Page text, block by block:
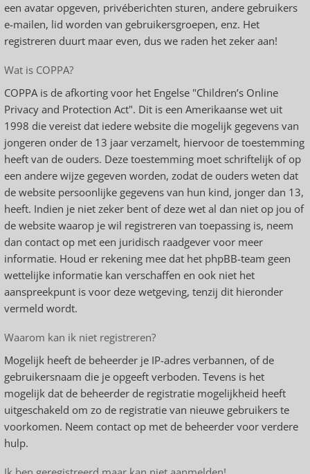
een avatar opgeven, privéberichten sturen, andere gebruikers
e-mailen, lid worden van gebruikersgroepen, enz. Het
registreren duurt maar even, dus we raden het zeker aan!
Wat is COPPA?
COPPA is de afkorting voor het Engelse "Children’s Online
Privacy and Protection Act". Dit is een Amerikaanse wet uit
1998 die vereist dat iedere website die mogelijk gegevens van
jongeren onder de 13 jaar verzamelt, hiervoor de toestemming
heeft van de ouders. Deze toestemming moet schriftelijk of op
een andere wijze gegeven worden, zodat de ouders weten dat
de website persoonlijke gegevens van hun kind, jonger dan 13,
heeft. Indien je niet zeker bent of deze wet al dan niet op jou of
de website waarop je wil registreren van toepassing is, neem
dan contact op met een juridisch raadgever voor meer
informatie. Houd er rekening mee dat het phpBB-team geen
wettelijke informatie kan verschaffen en ook niet het
aanspreekpunt is voor deze wetgeving, tenzij dit hieronder
vermeld wordt.
Waarom kan ik niet registreren?
Mogelijk heeft de beheerder je IP-adres verbannen, of de
gebruikersnaam die je opgeeft verboden. Tevens is het
mogelijk dat de beheerder de registratie mogelijkheid heeft
uitgeschakeld om zo de registratie van nieuwe gebruikers te
voorkomen. Neem contact op met de beheerder voor verdere
hulp.